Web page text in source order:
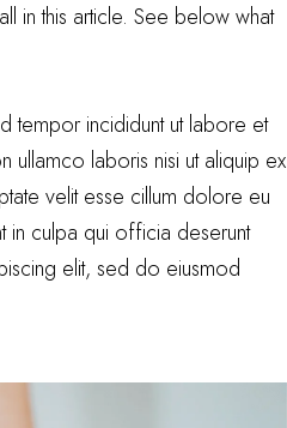
in this article. See below what
tempor incididunt ut labore et
ullamco laboris nisi ut aliquip ex
velit esse cillum dolore eu
in culpa qui officia deserunt
elit, sed do eiusmod